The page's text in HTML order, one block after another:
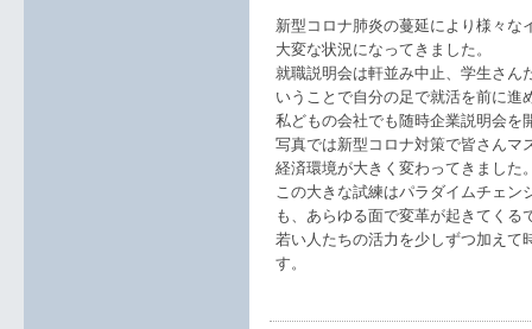
新型コロナ肺炎の蔓延により様々な
大変な状況になってきました。
就職説明会は軒並み中止、学生さん
いうことで自分の足で就活を前に進
私どもの会社でも随時企業説明会を
写真では新型コロナ対策で皆さんマ
経済環境が大きく変わってきました
この大きな試練はパラダイムチェン
も、あらゆる面で変革が起きてくる
若い人たちの活力を少しずつ加えて
す。